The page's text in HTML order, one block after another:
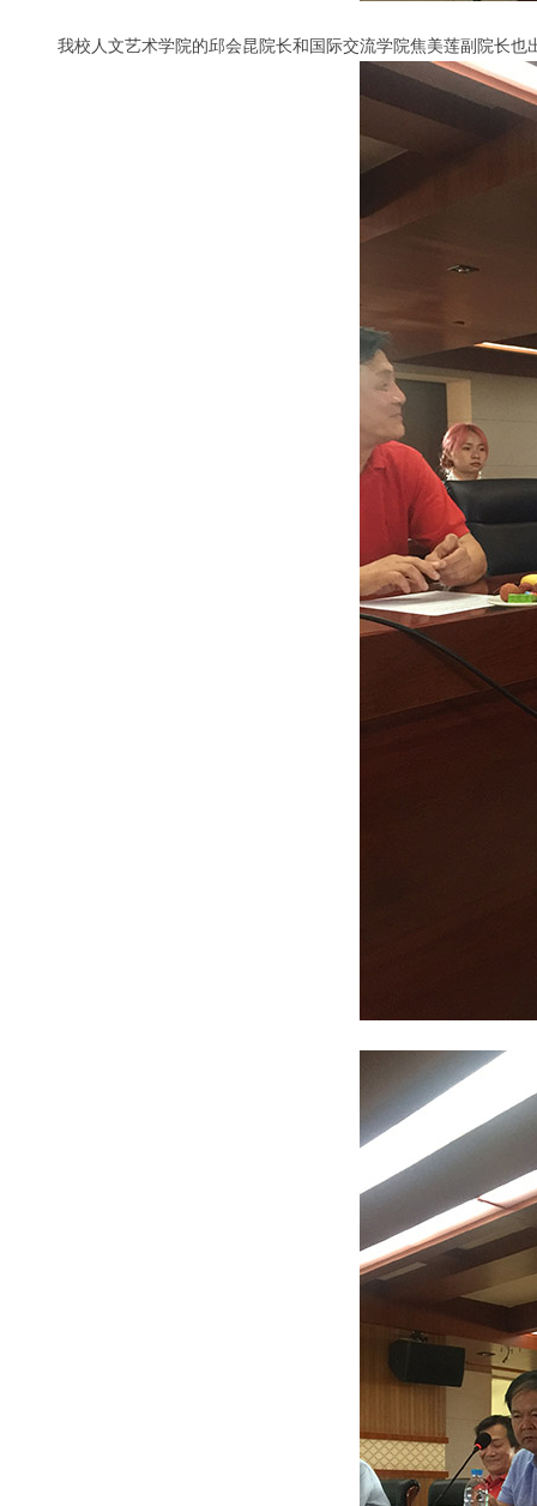
我校人文艺术学院的邱会昆院长和国际交流学院焦美莲副院长也